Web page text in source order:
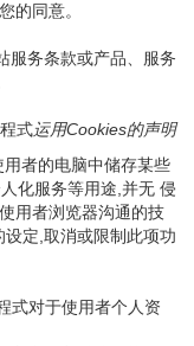
的同意。
服务条款或产品、服务
式运用Cookies的声明
者的电脑中储存某些
化服务等用途,并无 侵
用者浏览器沟通的技
定,取消或限制此项功
对于使用者个人资